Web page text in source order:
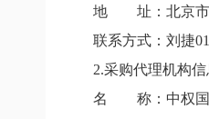
地 址：北京市海
联系方式：刘捷
2.采购代理机构信
名 称：中权国际